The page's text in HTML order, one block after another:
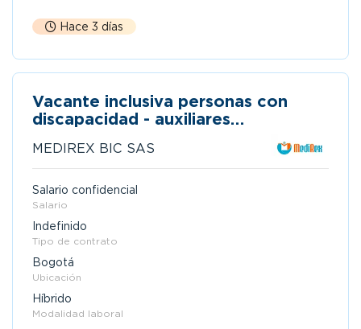
Hace 3 días
Vacante inclusiva personas con
discapacidad - auxiliares
MEDIREX BIC SAS
Salario confidencial
Salario
Indefinido
Tipo de contrato
Bogotá
Ubicación
Híbrido
Modalidad laboral